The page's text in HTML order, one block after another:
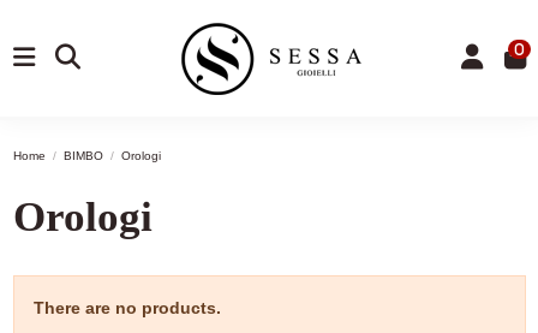
0
Home BIMBO Orologi
Orologi
There are no products.